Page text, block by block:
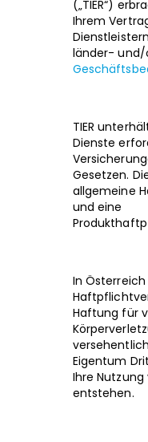
(„TIER“)
Ihrem
länder- und/
TIER
Dienste
Gesetzen.
allgemeine
und eine
In Österreich
Haftung für
Eigentum
Ihre Nutzung
entstehen.